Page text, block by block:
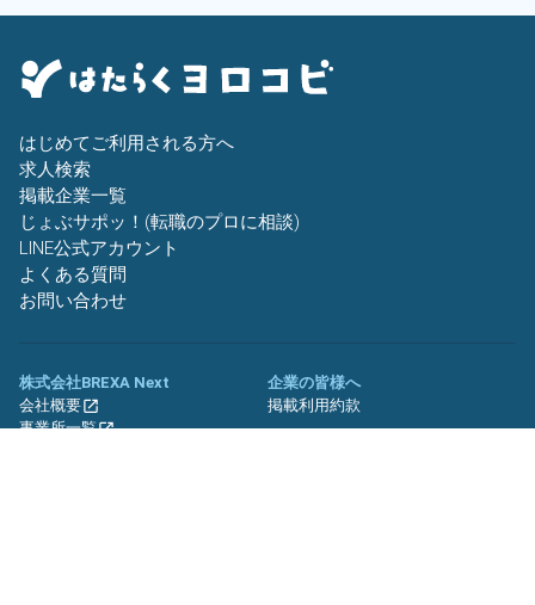
はじめてご利用される方へ
求人検索
掲載企業一覧
じょぶサポッ！(転職のプロに相談)
LINE公式アカウント
よくある質問
お問い合わせ
株式会社BREXA Next
会社概要
事業所一覧
企業の皆様へ
掲載利用約款